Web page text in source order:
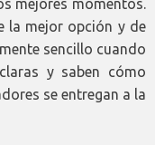
mejores momentos.
la mejor opción y de
sencillo cuando
y saben cómo
se entregan a la